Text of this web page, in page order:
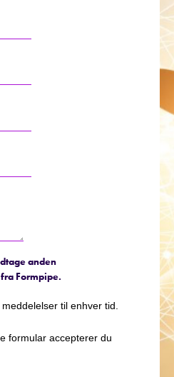
anden
Formpipe.
til enhver tid.
formular accepterer du